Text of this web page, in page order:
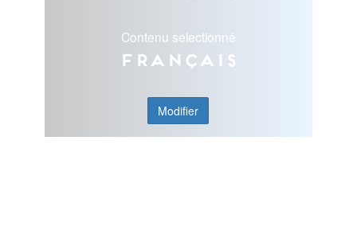
Contenu selectionné
Français
Modifier